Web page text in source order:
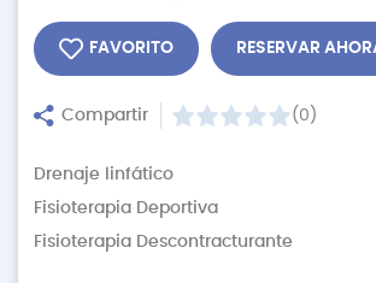
FAVORITO RESERVAR
Compartir (0)
Drenaje linfático
Fisioterapia Deportiva
Fisioterapia Descontracturante